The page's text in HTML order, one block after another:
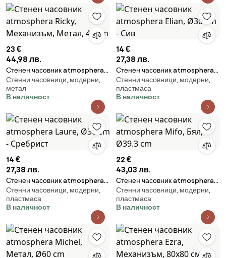
23 €
44,98 лв.
Стенен часовник atmosphera
Ricky, Механизъм, Метал, 40
cm
Стенни часовници, модерни,
метал
В наличност
14 €
27,38 лв.
Стенен часовник atmosphera
Elian, Ø30 cm - Сив
Стенни часовници, модерни,
пластмаса
В наличност
14 €
27,38 лв.
Стенен часовник atmosphera
Laure, Ø30 cm - Сребрист
Стенни часовници, модерни,
пластмаса
В наличност
22 €
43,03 лв.
Стенен часовник atmosphera
Mifo, Бял, Ø39.3 cm
Стенни часовници, модерни,
пластмаса
В наличност